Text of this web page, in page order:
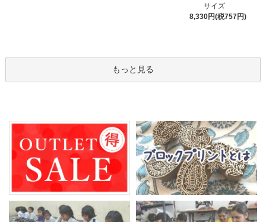
サイズ
8,330円(税757円)
もっと見る